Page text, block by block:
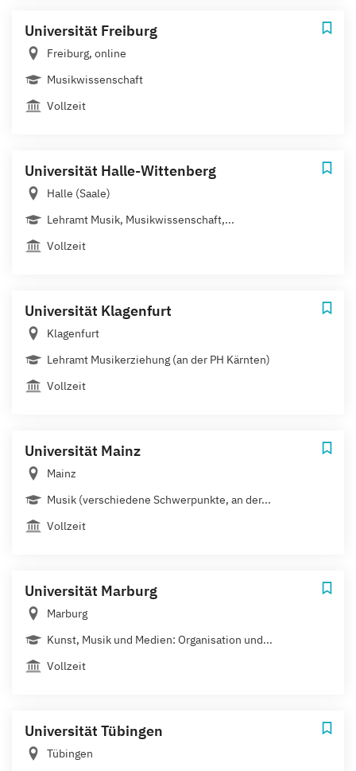
Universität Freiburg
Freiburg, online
Musikwissenschaft
Vollzeit
Universität Halle-Wittenberg
Halle (Saale)
Lehramt Musik, Musikwissenschaft,...
Vollzeit
Universität Klagenfurt
Klagenfurt
Lehramt Musikerziehung (an der PH Kärnten)
Vollzeit
Universität Mainz
Mainz
Musik (verschiedene Schwerpunkte, an der...
Vollzeit
Universität Marburg
Marburg
Kunst, Musik und Medien: Organisation und...
Vollzeit
Universität Tübingen
Tübingen